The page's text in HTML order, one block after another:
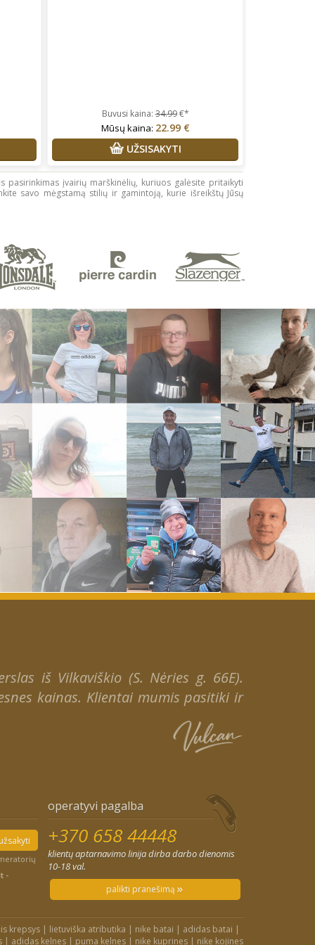
Buvusi kaina:34.99€*
Mūsų kaina: 22.99 €
UŽSISAKYTI
įvairių marškinėlių, kuriuos galėsite pritaikyti
savo mėgstamą stilių ir gamintoją, kurie išreikštų Jūsų
iš Vilkaviškio (S. Nėries g. 66E).
kainas. Klientai mumis pasitiki ir
užsakyti
-
operatyvi pagalba
+370 658 44448
klientų aptarnavimo linija dirba darbo dienomis
10-18 val.
palikti pranešimą
krepsys | lietuviška atributika | nike batai | adidas batai |
| adidas kelnes| puma kelnes| nike kuprines| nike kojines